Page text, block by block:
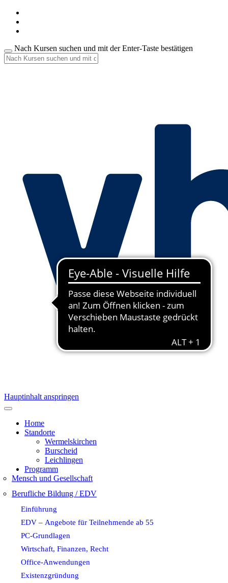
Nach Kursen suchen und mit der Enter-Taste bestätigen
Hauptinhalt anspringen
Home
Standorte
Wermelskirchen
Burscheid
Leichlingen
Programm
Mensch und Gesellschaft
Berufliche Bildung / EDV
Einführung
EDV – Angebote für Teilnehmende ab 55
PC-Grundlagen
Wirtschaft, Finanzen, Recht
Office-Anwendungen
Existenzgründung